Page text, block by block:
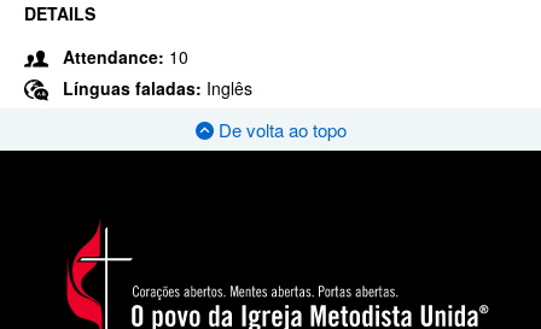
DETAILS
Attendance: 10
Línguas faladas: Inglês
De volta ao topo